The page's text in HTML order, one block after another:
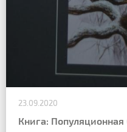
23.09.2020
Книга: Популяционная